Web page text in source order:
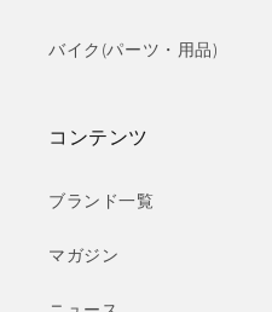
バイク(パーツ・用品)
コンテンツ
ブランド一覧
マガジン